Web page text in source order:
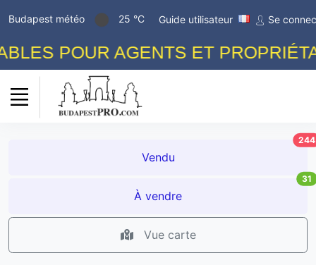
Budapest météo 25 °C Guide utilisateur Se
POUR AGENTS ET
Vendu
244
À vendre
31
Vue carte